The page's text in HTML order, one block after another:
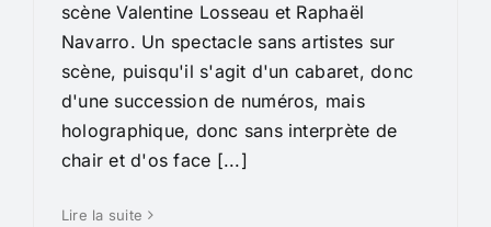
scène Valentine Losseau et Raphaël
Navarro. Un spectacle sans artistes sur
scène, puisqu'il s'agit d'un cabaret, donc
d'une succession de numéros, mais
holographique, donc sans interprète de
chair et d'os face [...]
Lire la suite